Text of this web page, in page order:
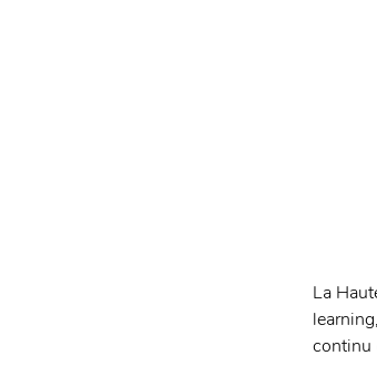
La
continu